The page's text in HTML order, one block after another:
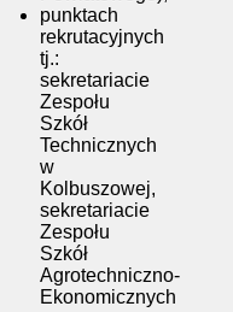
punktach
rekrutacyjnych
tj.:
sekretariacie
Zespołu
Szkół
Technicznych
w
Kolbuszowej,
sekretariacie
Zespołu
Szkół
Agrotechniczno-
Ekonomicznych